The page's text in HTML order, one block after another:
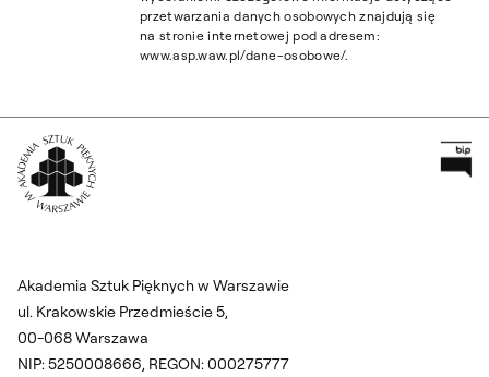
przetwarzania danych osobowych znajdują się
na stronie internetowej pod adresem:
www.asp.waw.pl/dane-osobowe/.
Akademia Sztuk Pięknych w Warszawie
ul. Krakowskie Przedmieście 5,
00-068 Warszawa
NIP: 5250008666, REGON: 000275777